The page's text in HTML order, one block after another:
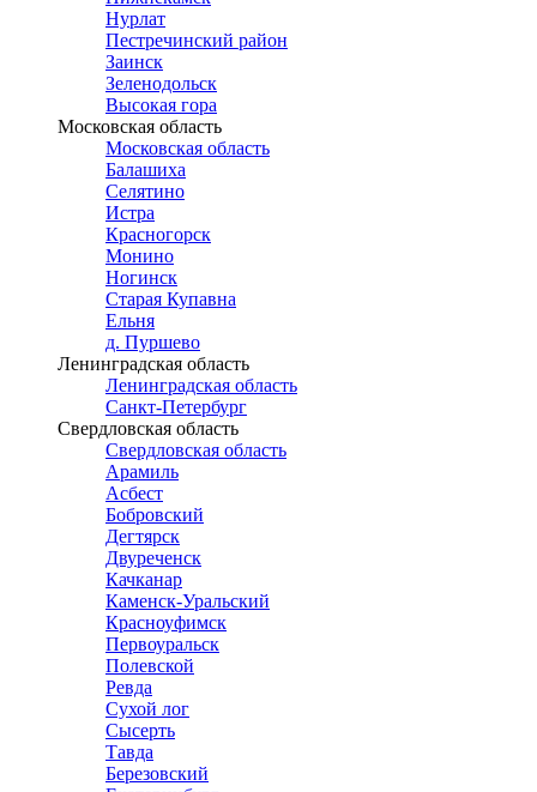
Нурлат
Пестречинский район
Заинск
Зеленодольск
Высокая гора
Московская область
Московская область
Балашиха
Селятино
Истра
Красногорск
Монино
Ногинск
Старая Купавна
Ельня
д. Пуршево
Ленинградская область
Ленинградская область
Санкт-Петербург
Свердловская область
Свердловская область
Арамиль
Асбест
Бобровский
Дегтярск
Двуреченск
Качканар
Каменск-Уральский
Красноуфимск
Первоуральск
Полевской
Ревда
Сухой лог
Сысерть
Тавда
Березовский